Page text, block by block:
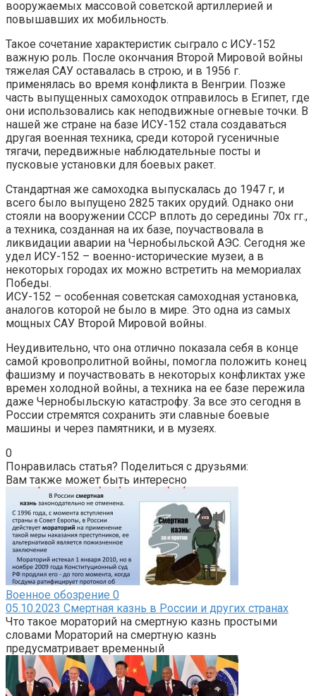
вооружаемых массовой советской артиллерией и
повышавших их мобильность.
Такое сочетание характеристик сыграло с ИСУ-152
важную роль. После окончания Второй Мировой войны
тяжелая САУ оставалась в строю, и в 1956 г.
применялась во время конфликта в Венгрии. Позже
часть выпущенных самоходок отправилось в Египет, где
они использовались как неподвижные огневые точки. В
нашей же стране на базе ИСУ-152 стала создаваться
другая военная техника, среди которой гусеничные
тягачи, передвижные наблюдательные посты и
пусковые установки для боевых ракет.
Стандартная же самоходка выпускалась до 1947 г, и
всего было выпущено 2825 таких орудий. Однако они
стояли на вооружении СССР вплоть до середины 70х гг.,
а техника, созданная на их базе, поучаствовала в
ликвидации аварии на Чернобыльской АЭС. Сегодня же
удел ИСУ-152 – военно-исторические музеи, а в
некоторых городах их можно встретить на мемориалах
Победы.
ИСУ-152 – особенная советская самоходная установка,
аналогов которой не было в мире. Это одна из самых
мощных САУ Второй Мировой войны.
Неудивительно, что она отлично показала себя в конце
самой кровопролитной войны, помогла положить конец
фашизму и поучаствовать в некоторых конфликтах уже
времен холодной войны, а техника на ее базе пережила
даже Чернобыльскую катастрофу. За все это сегодня в
России стремятся сохранить эти славные боевые
машины и через памятники, и в музеях.
0
Понравилась статья? Поделиться с друзьями:
Вам также может быть интересно
Военное обозрение 0
05.10.2023 Смертная казнь в России и других странах
Что такое мораторий на смертную казнь простыми
словами Мораторий на смертную казнь
предусматривает временный